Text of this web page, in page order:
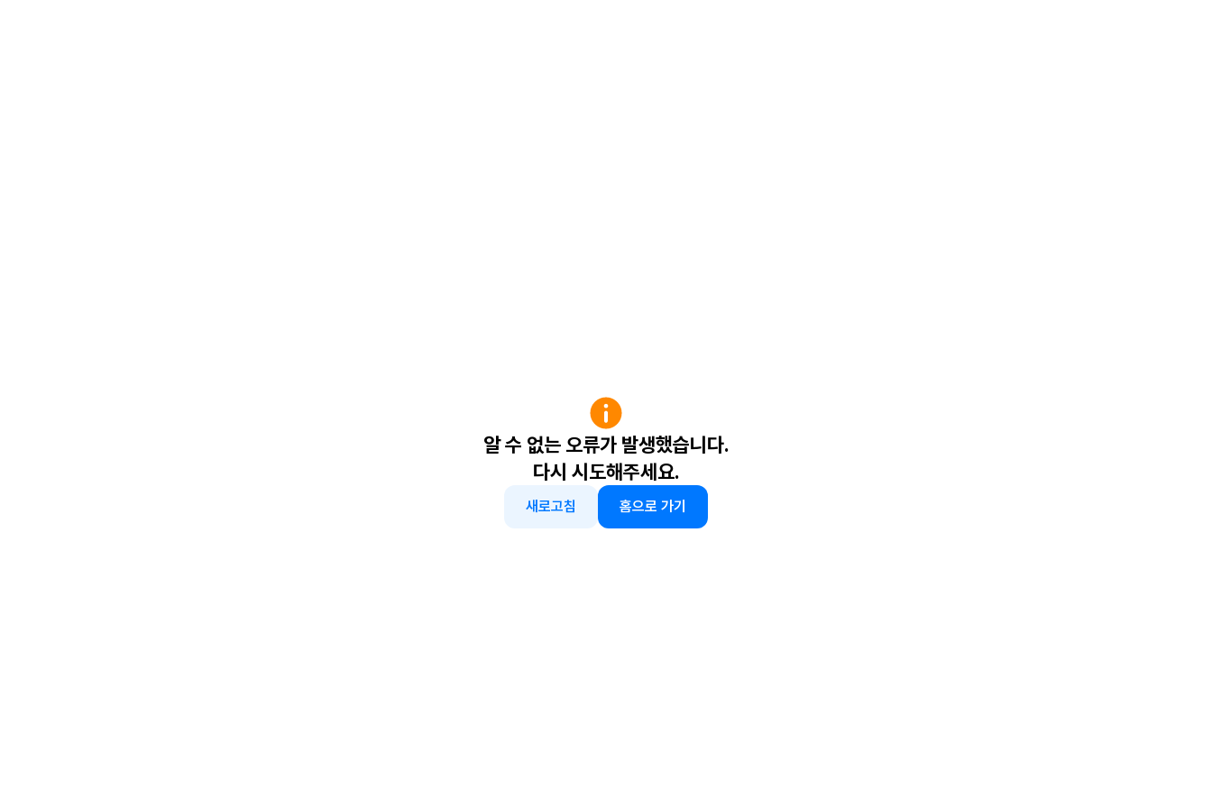
알 수 없는 오류가 발생했습니다.
다시 시도해주세요.
새로고침 홈으로 가기